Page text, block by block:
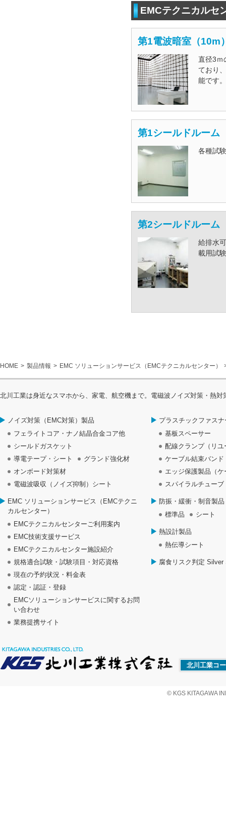
EMCテクニカルセ
第1電波暗室（10m
直径3ｍ
ており
能です。
第1シールドルーム
各種試
第2シールドルーム
給排水
載用試
HOME 製品情報 EMC ソリューションサービス（EMCテクニカルセンター）
北川工業は身近なスマホから、家電、航空機まで。電磁波ノイズ対策・熱
ノイズ対策（EMC対策）製品
フェライトコア・ナノ結晶合金コア他
シールドガスケット
導電テープ・シート
グランド強化材
オンボード対策材
電磁波吸収（ノイズ抑制）シート
EMC ソリューションサービス（EMCテクニ
カルセンター）
EMCテクニカルセンターご利用案内
EMC技術支援サービス
EMCテクニカルセンター施設紹介
規格適合試験・試験項目・対応資格
現在の予約状況・料金表
認定・認証・登録
EMCソリューションサービスに関するお問
い合わせ
業務提携サイト
プラスチックファス
基板スペーサー
配線クランプ（リ
ケーブル結束バンド
エッジ保護製品（
スパイラルチューブ
防振・緩衝・制音製品
標準品
シート
熱設計製品
熱伝導シート
腐食リスク判定
北川工業コ
© KGS KITAGAWA